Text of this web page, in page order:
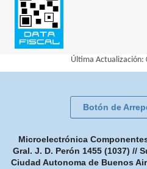
Última Actualización:
Botón de
Microelectrónica
Gral. J. D. Perón 1455 (1037) //
Ciudad Autonoma de Buenos